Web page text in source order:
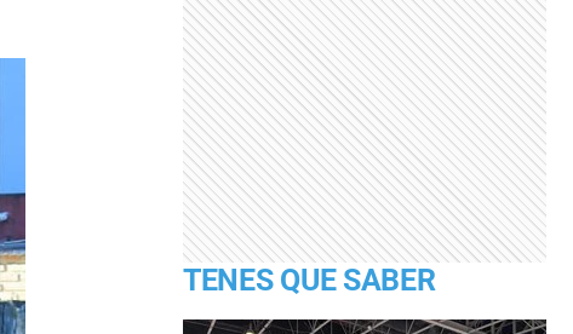
TENES QUE SABER